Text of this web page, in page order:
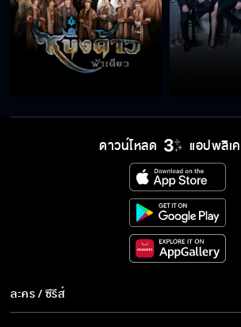
ดาวน์โหลด แอปพลิเ
ละคร / ซีรีส์
ละคร/ซีรีส์